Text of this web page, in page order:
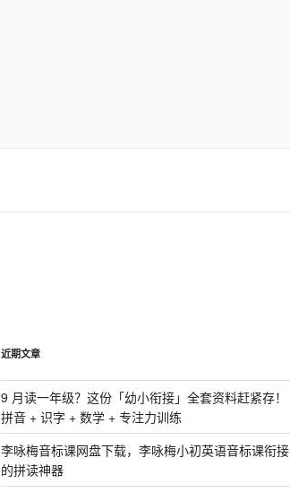
近期文章
9 月读一年级？这份「幼小衔接」全套资料赶紧存！
拼音 + 识字 + 数学 + 专注力训练
李咏梅音标课网盘下载，李咏梅小初英语音标课衔接
的拼读神器